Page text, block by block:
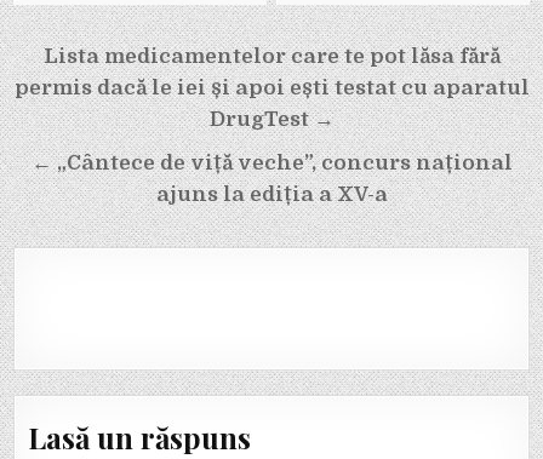
Navigare
în
articole
Lista medicamentelor care te pot lăsa fără
permis dacă le iei și apoi ești testat cu aparatul
DrugTest →
← „Cântece de viță veche”, concurs național
ajuns la ediția a XV-a
Lasă un răspuns